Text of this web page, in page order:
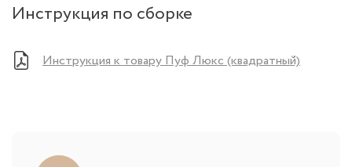
Инструкция по сборке
Инструкция к товару Пуф Люкс (квадратный)